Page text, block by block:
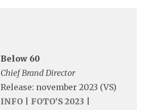
Below 60
Chief Brand Director
Release: november 2023 (VS)
INFO
FOTO’S 2023